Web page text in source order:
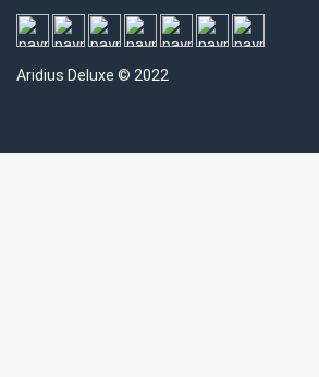
Aridius Deluxe © 2022